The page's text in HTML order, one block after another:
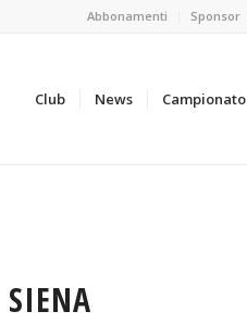
Abbonamenti Sponsor
Club News Campionato